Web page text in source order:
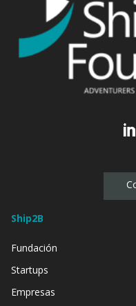
Ship2B
Fundación
Startups
Empresas